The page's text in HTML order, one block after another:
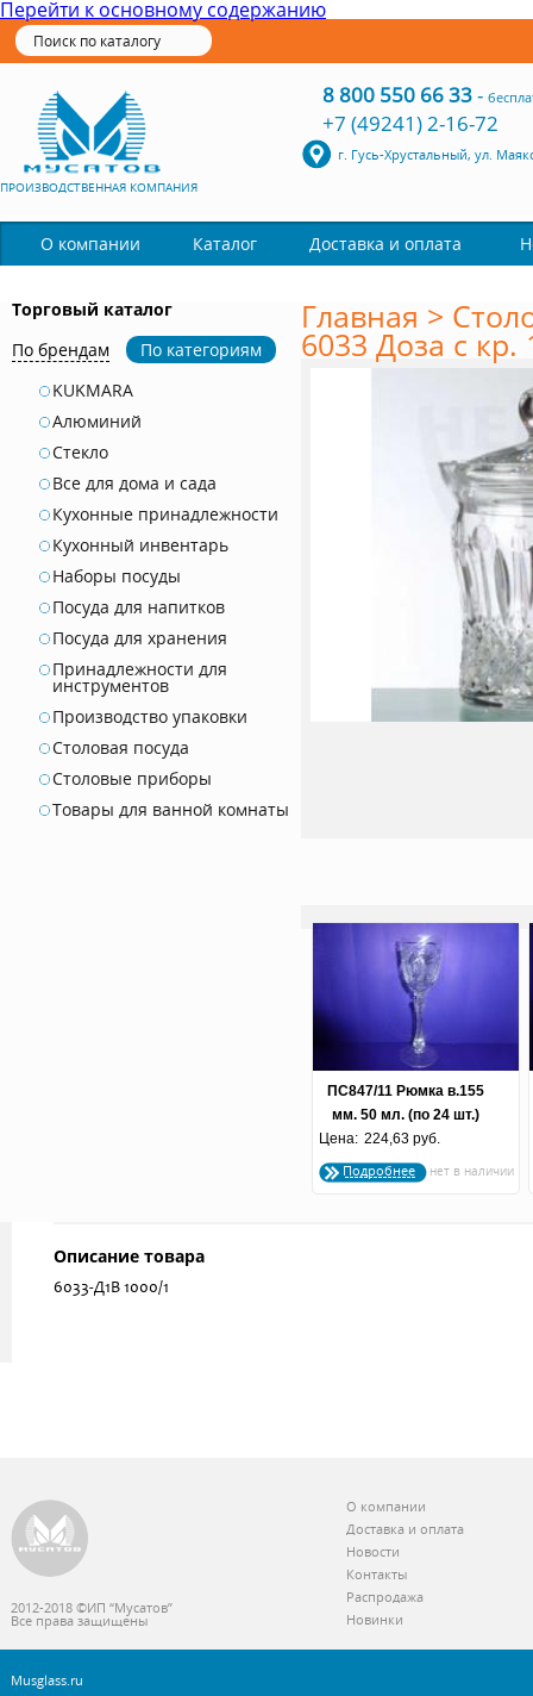
Перейти к основному содержанию
ПРОИЗВОДСТВЕННАЯ КОМПАНИЯ
8 800 550 66 33-
+7 (49241) 2-16-72
г. Гусь-Хрустальный, ул.
О компании Каталог Доставка и оплата
Торговый каталог
По брендам
По категориям
KUKMARA
Алюминий
Стекло
Все для дома и сада
Кухонные принадлежности
Кухонный инвентарь
Наборы посуды
Посуда для напитков
Посуда для хранения
Принадлежности для
инструментов
Производство упаковки
Столовая посуда
Столовые приборы
Товары для ванной комнаты
Главная >
6033 Доза с
ПС847/11 Рюмка в.155
мм. 50 мл. (по 24 шт.)
Цена: 224,63 руб.
Подробнее
Описание товара
6033-Д1В 1000/1
2012-2018 ©ИП “Мусатов”
Все права защищены
О компании
Доставка и оплата
Новости
Контакты
Распродажа
Новинки
Musglass.ru